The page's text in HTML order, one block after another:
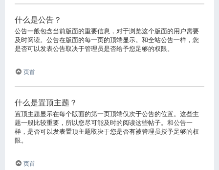
什么是公告？
公告一般包含当前版面的重要信息，对于浏览这个版面的用户需要
及时阅读。公告在版面的每一页的顶端显示。和全站公告一样，您
是否可以发表公告取决于管理员是否给予您足够的权限。
页首
什么是置顶主题？
置顶主题显示在每个版面的第一页顶端仅次于公告的位置。这些主
题一般比较重要，所以您尽可能及时的阅读这些帖子。和公告一
样，是否可以发表置顶主题取决于您是否有被管理员授予足够的权
限。
页首